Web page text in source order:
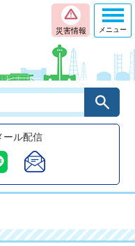
災害情報
ール配信
メニュー